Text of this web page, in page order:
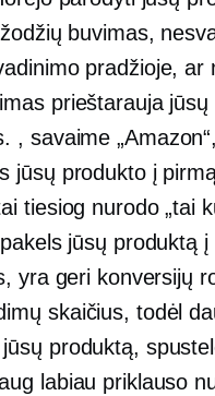
buvimas,
pradžioje, ar
prieštarauja
, savaime
jūsų produkto į
tiesiog nurodo „tai
jūsų produktą
yra geri konversijų
skaičius, todėl
produktą,
labiau priklauso